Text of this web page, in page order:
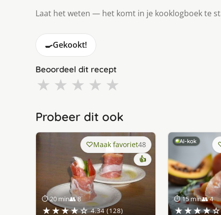
Laat het weten — het komt in je kooklogboek te
🍳Gekookt!
Beoordeel dit recept
★ ★ ★ ★ ★
Probeer dit ook
⏱ 20 min👥 8
★★★★☆ 4.34 (128)
Maak favoriet48
👍
AI-kok
⏱ 15 min👥 4
★★★★☆